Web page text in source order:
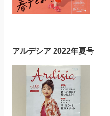
アルデシア 2022年夏号